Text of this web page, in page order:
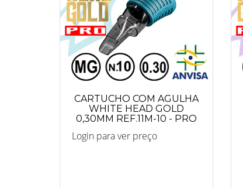
CARTUCHO COM AGULHA
WHITE HEAD GOLD
0,30MM REF.11M-10 - PRO
Login para ver preço